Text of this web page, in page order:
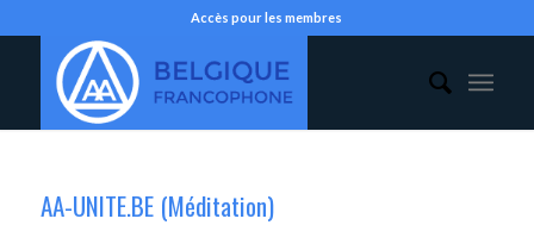
Accès pour les membres
AA-UNITE.BE (Méditation)